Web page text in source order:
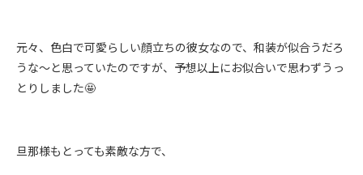
元々、色白で可愛らしい顔立ちの彼女なので、和装が似合うだろ
うな～と思っていたのですが、予想以上にお似合いで思わずうっ
とりしました🤩
旦那様もとっても素敵な方で、